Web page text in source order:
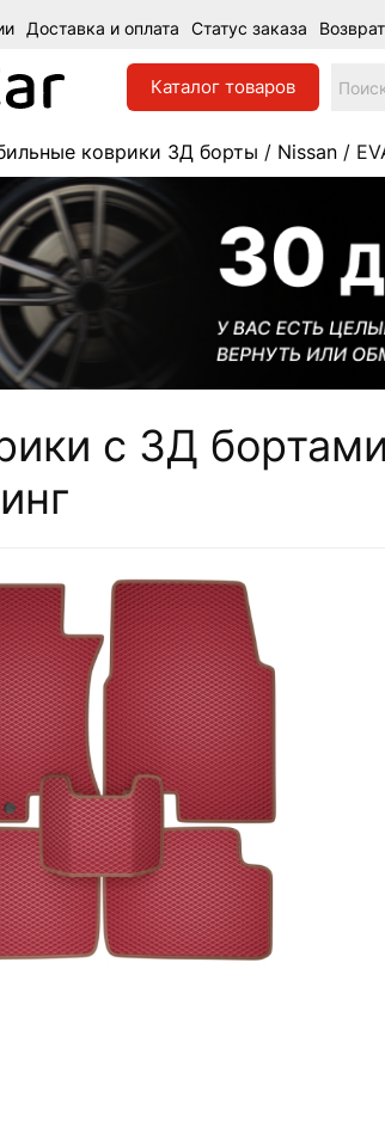
Доставка и оплата Статус заказа Возврат
Каталог товаров
коврики 3Д борты / Nissan /
c 3Д